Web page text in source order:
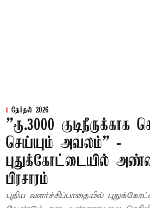
தேர்தல் 2026
”ரூ.3000 குடிநீருக்காக
செய்யும் அவலம்” -
புதுக்கோட்டையில்
பிரசாரம்
புதிய வளர்ச்சிப்பாதையில்